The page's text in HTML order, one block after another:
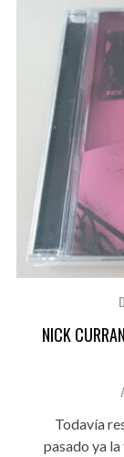
NICK
Todavía
pasado ya